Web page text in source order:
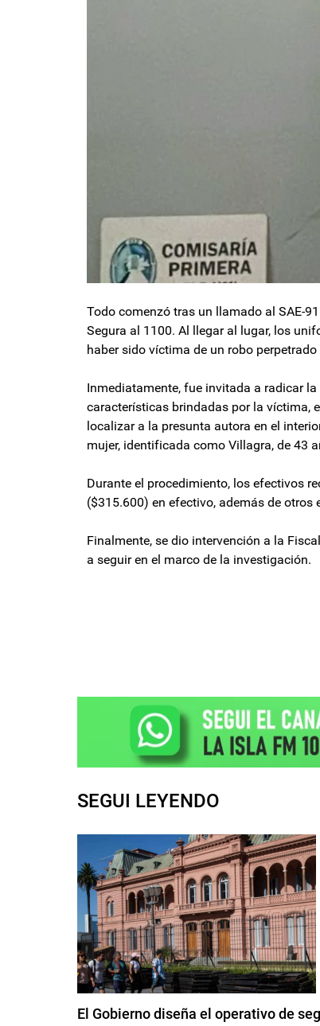
Todo comenzó tras un llamado al SAE-
Segura al 1100. Al llegar al lugar, los
haber sido víctima de un robo
Inmediatamente, fue invitada a radicar
características brindadas por la víctima,
localizar a la presunta autora en el
mujer, identificada como Villagra, de 43
Durante el procedimiento, los efectivos
($315.600) en efectivo, además de
Finalmente, se dio intervención a la
a seguir en el marco de la investigación.
SEGUI LEYENDO
El Gobierno diseña el operativo de